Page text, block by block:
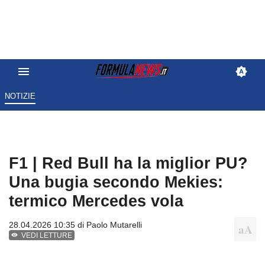
NOTIZIE
F1 | Red Bull ha la miglior PU?
Una bugia secondo Mekies:
termico Mercedes vola
28.04.2026 10:35 di Paolo Mutarelli
VEDI LETTURE